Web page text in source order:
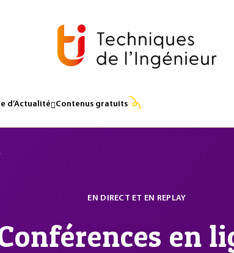
d’Actualité Contenus gratuits
EN DIRECT ET EN REPLAY
en